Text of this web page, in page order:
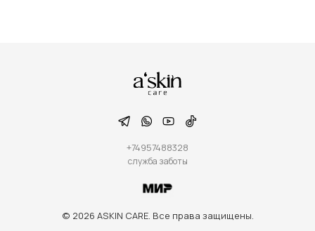
+74957488328
служба заботы
© 2026 ASKIN CARE. Все права защищены.